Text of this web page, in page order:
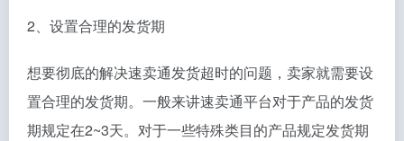
2、设置合理的发货期
想要彻底的解决速卖通发货超时的问题，卖家就需要设
置合理的发货期。一般来讲速卖通平台对于产品的发货
期规定在2~3天。对于一些特殊类目的产品规定发货期